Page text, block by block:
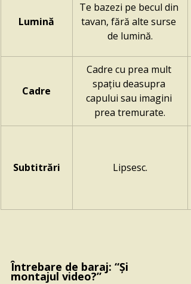
Lumină
Te bazezi pe becul din
tavan, fără alte surse
de lumină.
Cadre
Cadre cu prea mult
spațiu deasupra
capului sau imagini
prea tremurate.
Subtitrări Lipsesc.
Întrebare de baraj: “Și
montajul video?”